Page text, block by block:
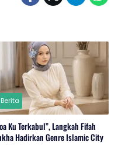
Berita
Ku Terkabul”, Langkah Fifah
Hadirkan Genre Islamic City